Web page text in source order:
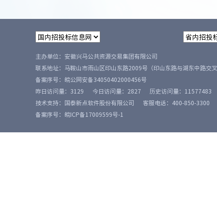
主办单位：安徽兴马公共资源交易集团有限公司
联系地址：马鞍山市雨山区印山东路2009号（印山东路与湖东中路交
备案序号： 皖公网安备34050402000456号
昨日访问量： 3129 今日访问量： 2827 历史访问量： 11577483
技术支持：国泰新点软件股份有限公司
客服电话：400-850-3300
备案序号：皖ICP备17009599号-1